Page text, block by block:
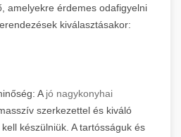
amelyekre érdemes odafigyelni
kiválasztásakor:
A jó nagykonyhai
szerkezettel és kiváló
készülniük. A tartósságuk és